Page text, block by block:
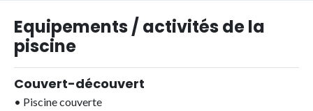
Equipements / activités de la
piscine
Couvert-découvert
• Piscine couverte